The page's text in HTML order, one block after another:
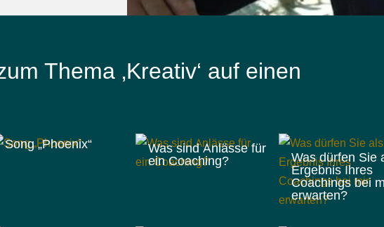
Thema ‚Kreativ‘ auf einen
Song „Phoenix“ Was sind Anlässe für
ein Coaching? Was dürfen Sie
Ergebnis Ihres
Coachings bei
erwarten?